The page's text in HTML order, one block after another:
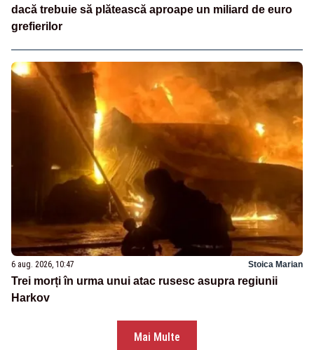
dacă trebuie să plătească aproape un miliard de euro
grefierilor
6 aug. 2026, 10:47 Stoica Marian
Trei morți în urma unui atac rusesc asupra regiunii
Harkov
Mai Multe